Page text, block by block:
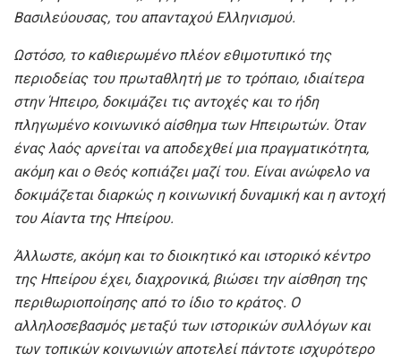
Βασιλεύουσας, του απανταχού Ελληνισμού.
Ωστόσο, το καθιερωμένο πλέον εθιμοτυπικό της
περιοδείας του πρωταθλητή με το τρόπαιο, ιδιαίτερα
στην Ήπειρο, δοκιμάζει τις αντοχές και το ήδη
πληγωμένο κοινωνικό αίσθημα των Ηπειρωτών. Όταν
ένας λαός αρνείται να αποδεχθεί μια πραγματικότητα,
ακόμη και ο Θεός κοπιάζει μαζί του. Είναι ανώφελο να
δοκιμάζεται διαρκώς η κοινωνική δυναμική και η αντοχή
του Αίαντα της Ηπείρου.
Άλλωστε, ακόμη και το διοικητικό και ιστορικό κέντρο
της Ηπείρου έχει, διαχρονικά, βιώσει την αίσθηση της
περιθωριοποίησης από το ίδιο το κράτος. Ο
αλληλοσεβασμός μεταξύ των ιστορικών συλλόγων και
των τοπικών κοινωνιών αποτελεί πάντοτε ισχυρότερο